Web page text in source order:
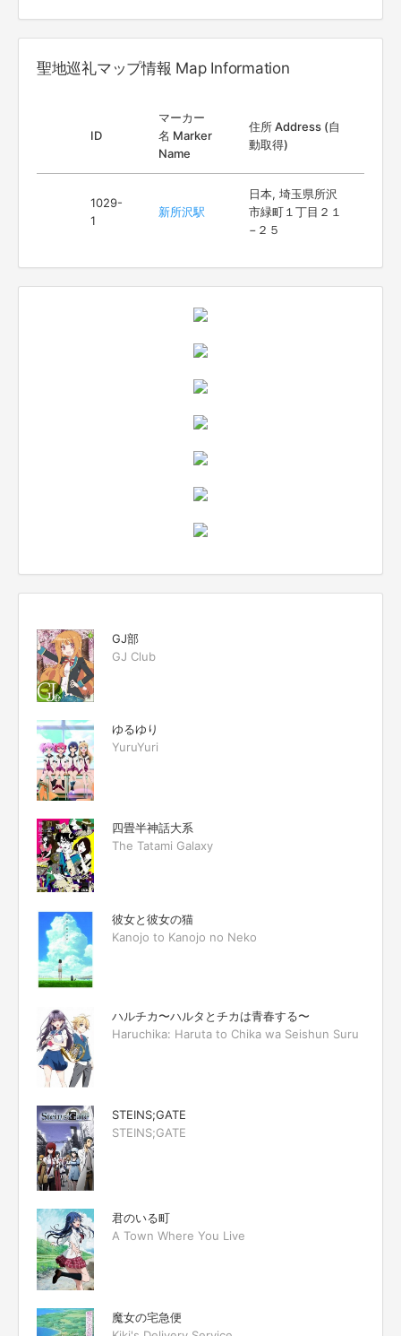
聖地巡礼マップ情報 Map Information
ID
マーカー
名 Marker
Name
住所 Address (自
動取得)
1029-
1
新所沢駅
日本, 埼玉県所沢
市緑町１丁目２１
−２５
GJ部
GJ Club
ゆるゆり
YuruYuri
四畳半神話大系
The Tatami Galaxy
彼女と彼女の猫
Kanojo to Kanojo no Neko
ハルチカ〜ハルタとチカは青春する〜
Haruchika: Haruta to Chika wa Seishun Suru
STEINS;GATE
STEINS;GATE
君のいる町
A Town Where You Live
魔女の宅急便